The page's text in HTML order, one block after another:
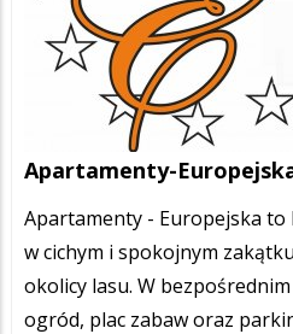
Apartamenty-
Apartamenty - Europejska to
w cichym i spokojnym
okolicy lasu. W
ogród, plac zabaw oraz